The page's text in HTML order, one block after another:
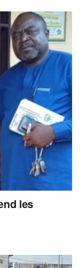
les